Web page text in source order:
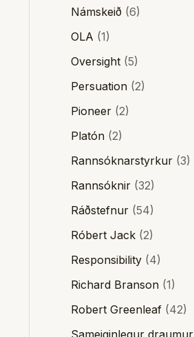
Námskeið (6)
OLA (1)
Oversight (5)
Persuation (2)
Pioneer (2)
Platón (2)
Rannsóknarstyrkur (3)
Rannsóknir (32)
Ráðstefnur (54)
Róbert Jack (2)
Responsibility (4)
Richard Branson (1)
Robert Greenleaf (42)
Sameiginlegur draumur